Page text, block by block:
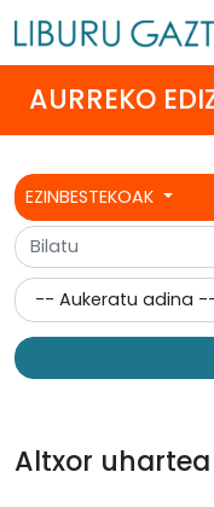
AURREKO
EZINBESTEKOAK
Altxor uhartea